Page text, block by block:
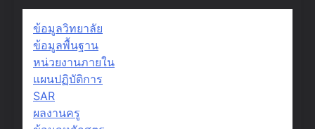
ข้อมูลวิทยาลัย
ข้อมูลพื้นฐาน
หน่วยงานภายใน
แผนปฏิบัติการ
SAR
ผลงานครู